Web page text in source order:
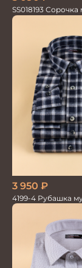
SS018193
GROSTYLE PRIME
3 950 ₽
4199-4 Рубашка